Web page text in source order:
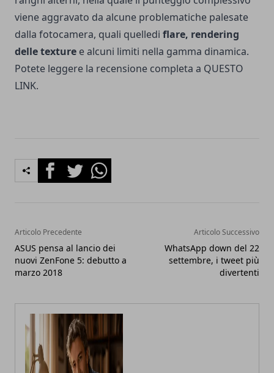
viene aggravato da alcune problematiche palesate
dalla fotocamera, quali quelledi flare, rendering
delle texture e alcuni limiti nella gamma dinamica.
Potete leggere la recensione completa a QUESTO
LINK.
FacebookTwitterWhatsapp
Articolo Precedente
ASUS pensa al lancio dei
nuovi ZenFone 5: debutto a
marzo 2018
Articolo Successivo
WhatsApp down del 22
settembre, i tweet più
divertenti